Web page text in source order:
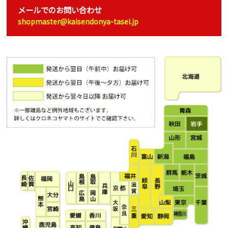
メールでのお問い合わせ
shopmaster@kaisendonya-tasei.jp